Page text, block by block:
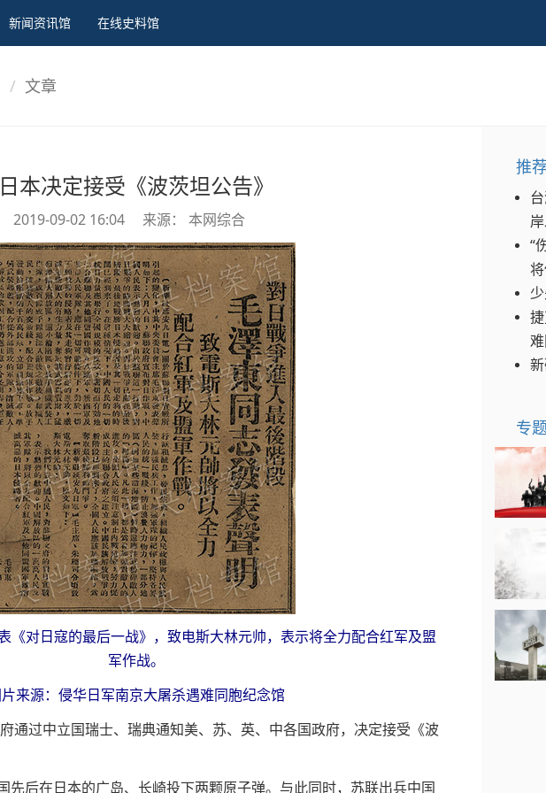
新闻资讯馆 在线史料馆
文章
日本决定接受《波茨坦公告》
2019-09-02 16:04 来源： 本网综合
《对日寇的最后一战》，致电斯大林元帅，表示将全力配合红军及盟
军作战。
来源：侵华日军南京大屠杀遇难同胞纪念馆
通过中立国瑞士、瑞典通知美、苏、英、中各国政府，决定接受《波
后在日本的广岛、长崎投下两颗原子弹。与此同时，苏联出兵中国
推
“
专